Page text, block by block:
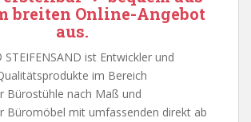
breiten Online-Angebot
aus.
ist Entwickler und
im Bereich
Bürostühle nach Maß und
Büromöbel mit umfassenden direkt ab